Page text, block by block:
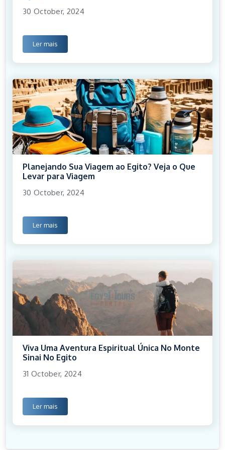
30 October, 2024
Ler mais
Planejando Sua Viagem ao Egito? Veja o Que
Levar para Viagem
30 October, 2024
Ler mais
Viva Uma Aventura Espiritual Única No Monte
Sinai No Egito
31 October, 2024
Ler mais